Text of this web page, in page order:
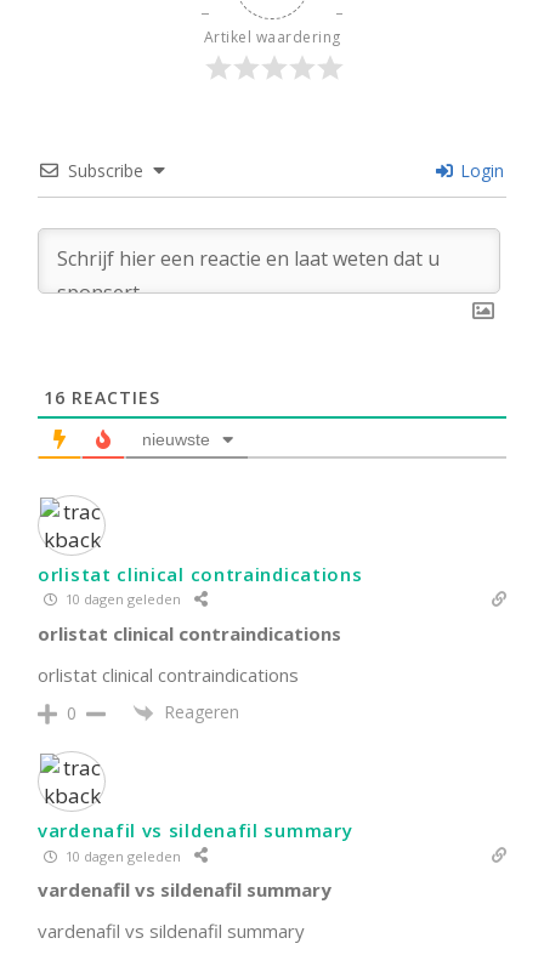
Artikel waardering
Subscribe Login
16 REACTIES
nieuwste
orlistat clinical contraindications
10 dagen geleden
orlistat clinical contraindications
orlistat clinical contraindications
0 Reageren
vardenafil vs sildenafil summary
10 dagen geleden
vardenafil vs sildenafil summary
vardenafil vs sildenafil summary